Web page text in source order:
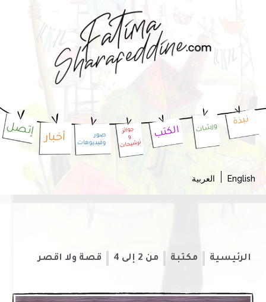
إتصل
أخبار صور
وفيديوهات ترشيحات
الكتب ورشات
نبذة
العربية
الرئيسية مكتبة من 2 إلى 4 قصة ولا اقصر